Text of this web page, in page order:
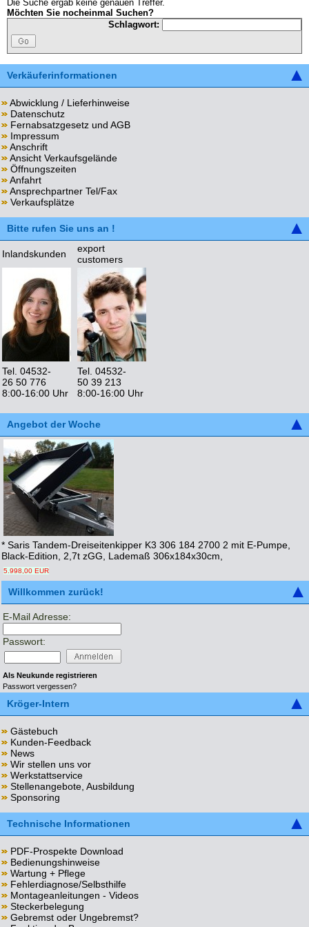
Die Suche ergab keine genauen Treffer.
Möchten Sie nocheinmal Suchen?
Schlagwort:
Verkäuferinformationen
Abwicklung / Lieferhinweise
Datenschutz
Fernabsatzgesetz und AGB
Impressum
Anschrift
Ansicht Verkaufsgelände
Öffnungszeiten
Anfahrt
Ansprechpartner Tel/Fax
Verkaufsplätze
Bitte rufen Sie uns an !
Inlandskunden
export
customers
Tel. 04532-
26 50 776
8:00-16:00 Uhr
Tel. 04532-
50 39 213
8:00-16:00 Uhr
Angebot der Woche
* Saris Tandem-Dreiseitenkipper K3 306 184 2700 2 mit E-Pumpe,
Black-Edition, 2,7t zGG, Lademaß 306x184x30cm,
5.998,00 EUR
Willkommen zurück!
E-Mail Adresse:
Passwort:
Als Neukunde registrieren
Passwort vergessen?
Kröger-Intern
Gästebuch
Kunden-Feedback
News
Wir stellen uns vor
Werkstattservice
Stellenangebote, Ausbildung
Sponsoring
Technische Informationen
PDF-Prospekte Download
Bedienungshinweise
Wartung + Pflege
Fehlerdiagnose/Selbsthilfe
Montageanleitungen - Videos
Steckerbelegung
Gebremst oder Ungebremst?